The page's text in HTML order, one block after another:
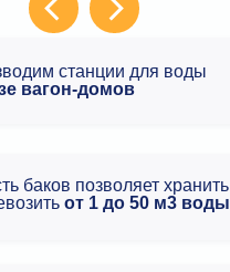
станции для воды
вагон-домов
баков позволяет хранить
от 1 до 50 м3 воды